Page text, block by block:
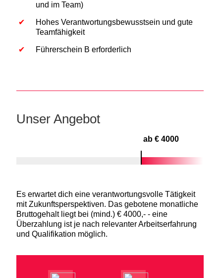
und im Team)
Hohes Verantwortungsbewusstsein und gute
Teamfähigkeit
Führerschein B erforderlich
Unser Angebot
ab € 4000
Es erwartet dich eine verantwortungsvolle Tätigkeit
mit Zukunftsperspektiven. Das gebotene monatliche
Bruttogehalt liegt bei (mind.) € 4000,- - eine
Überzahlung ist je nach relevanter Arbeitserfahrung
und Qualifikation möglich.